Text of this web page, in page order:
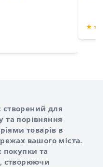
★ ★
створений для
порівняння
товарів в
вашого міста.
покупки та
створюючи